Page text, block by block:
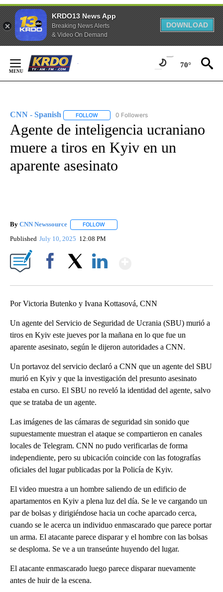
KRDO13 News App
Breaking News Alerts
& Video On Demand
DOWNLOAD
Content
70°
CNN - Spanish FOLLOW FOLLOW "CNN - SPANISH" TO RECEIVE
0 Followers
Agente de inteligencia ucraniano
muere a tiros en Kyiv en un
aparente asesinato
By CNN Newssource FOLLOW
Published July 10, 2025 12:08 PM
Por Victoria Butenko y Ivana Kottasová, CNN
Un agente del Servicio de Seguridad de Ucrania (SBU) murió a
tiros en Kyiv este jueves por la mañana en lo que fue un
aparente asesinato, según le dijeron autoridades a CNN.
Un portavoz del servicio declaró a CNN que un agente del SBU
murió en Kyiv y que la investigación del presunto asesinato
estaba en curso. El SBU no reveló la identidad del agente, salvo
que se trataba de un agente.
Las imágenes de las cámaras de seguridad sin sonido que
supuestamente muestran el ataque se compartieron en canales
locales de Telegram. CNN no pudo verificarlas de forma
independiente, pero su ubicación coincide con las fotografías
oficiales del lugar publicadas por la Policía de Kyiv.
El video muestra a un hombre saliendo de un edificio de
apartamentos en Kyiv a plena luz del día. Se le ve cargando un
par de bolsas y dirigiéndose hacia un coche aparcado cerca,
cuando se le acerca un individuo enmascarado que parece portar
un arma. El atacante parece disparar y el hombre con las bolsas
se desploma. Se ve a un transeúnte huyendo del lugar.
El atacante enmascarado luego parece disparar nuevamente
antes de huir de la escena.